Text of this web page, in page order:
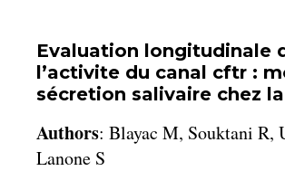
Evaluation longitudinale
l’activite du canal cftr :
sécretion salivaire chez
Authors: Blayac M, Souktani R,
Lanone S